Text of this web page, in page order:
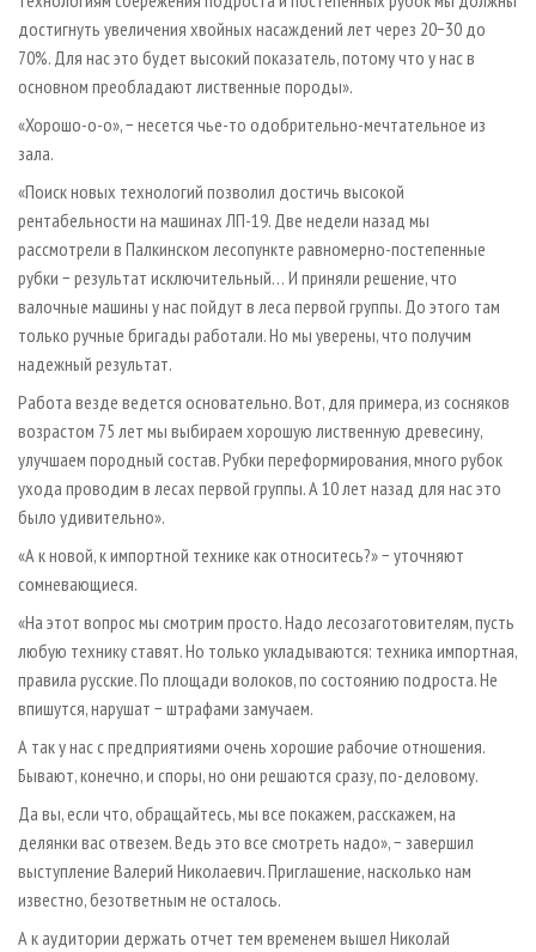
достигнуть увеличения хвойных насаждений лет через 20−30 до
70%. Для нас это будет высокий показатель, потому что у нас в
основном преобладают лиственные породы».
«Хорошо-о-о», − несется чье-то одобрительно-мечтательное из
зала.
«Поиск новых технологий позволил достичь высокой
рентабельности на машинах ЛП-19. Две недели назад мы
рассмотрели в Палкинском лесопункте равномерно-постепенные
рубки − результат исключительный… И приняли решение, что
валочные машины у нас пойдут в леса первой группы. До этого там
только ручные бригады работали. Но мы уверены, что получим
надежный результат.
Работа везде ведется основательно. Вот, для примера, из сосняков
возрастом 75 лет мы выбираем хорошую лиственную древесину,
улучшаем породный состав. Рубки переформирования, много рубок
ухода проводим в лесах первой группы. А 10 лет назад для нас это
было удивительно».
«А к новой, к импортной технике как относитесь?» − уточняют
сомневающиеся.
«На этот вопрос мы смотрим просто. Надо лесозаготовителям, пусть
любую технику ставят. Но только укладываются: техника импортная,
правила русские. По площади волоков, по состоянию подроста. Не
впишутся, нарушат − штрафами замучаем.
А так у нас с предприятиями очень хорошие рабочие отношения.
Бывают, конечно, и споры, но они решаются сразу, по-деловому.
Да вы, если что, обращайтесь, мы все покажем, расскажем, на
делянки вас отвезем. Ведь это все смотреть надо», − завершил
выступление Валерий Николаевич. Приглашение, насколько нам
известно, безответным не осталось.
А к аудитории держать отчет тем временем вышел Николай